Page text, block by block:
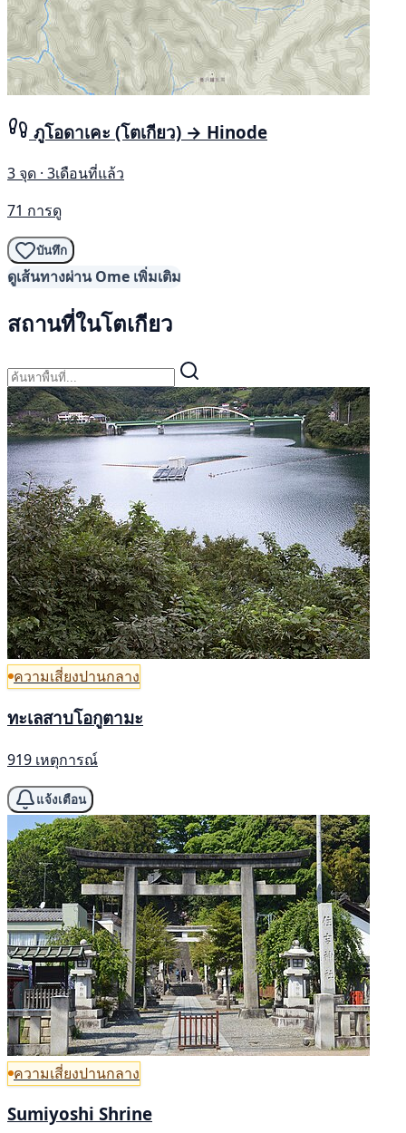
ภูโอดาเคะ (โตเกียว) → Hinode
3 จุด · 3เดือนที่แล้ว
71 การดู
บันทึก
ดูเส้นทางผ่าน Ome เพิ่มเติม
สถานที่ในโตเกียว
ความเสี่ยงปานกลาง
ทะเลสาบโอกูตามะ
919 เหตุการณ์
แจ้งเตือน
ความเสี่ยงปานกลาง
Sumiyoshi Shrine